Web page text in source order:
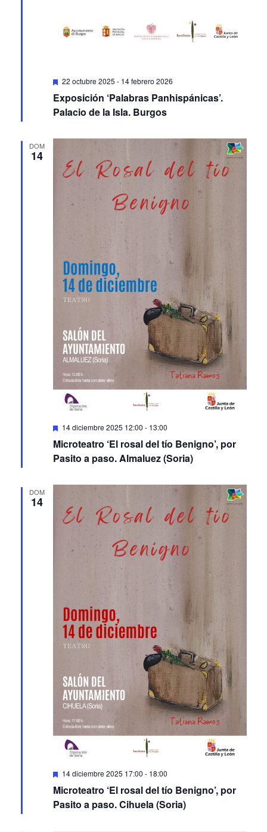
Featured
22 octubre 2025 - 14 febrero 2026
Exposición ‘Palabras Panhispánicas’.
Palacio de la Isla. Burgos
DOM
14
Featured
14 diciembre 2025 12:00 - 13:00
Microteatro ‘El rosal del tío Benigno’, por
Pasito a paso. Almaluez (Soria)
DOM
14
Featured
14 diciembre 2025 17:00 - 18:00
Microteatro ‘El rosal del tío Benigno’, por
Pasito a paso. Cihuela (Soria)